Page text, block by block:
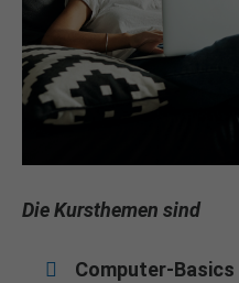
Die Kursthemen sind
Computer-Basics